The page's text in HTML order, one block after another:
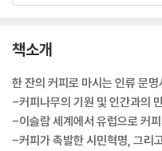
책소개
한 잔의 커피로 마시는 인류 문명
-커피나무의 기원 및 인간과의
-이슬람 세계에서 유럽으로 커
-커피가 촉발한 시민혁명, 그리